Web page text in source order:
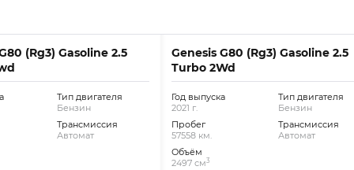
(Rg3) Gasoline 2.5
Тип двигателя
Бензин
Трансмиссия
Автомат
Genesis G80 (Rg3) Gasoline 2.5
Turbo 2Wd
Год выпуска
2021 г.
Пробег
57558 км.
Объём
2497 см3
Тип двигателя
Бензин
Трансмиссия
Автомат